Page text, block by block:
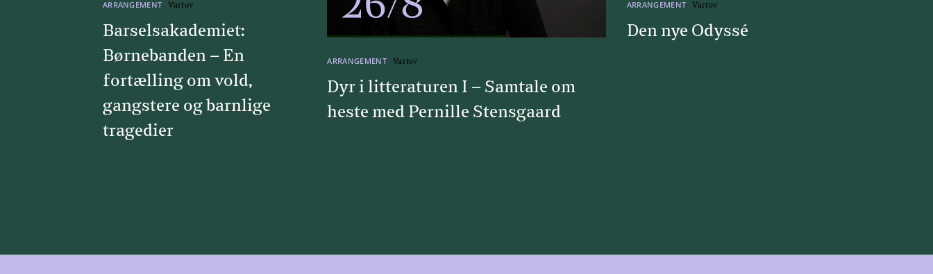
ARRANGEMENT Vartov
Barselsakademiet:
Børnebanden – En
fortælling om vold,
gangstere og barnlige
tragedier
ARRANGEMENT Vartov
Dyr i litteraturen I – Samtale om
heste med Pernille Stensgaard
ARRANGEMENT Vartov
Den nye Odyssé